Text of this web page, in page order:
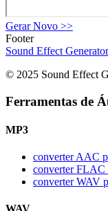
Gerar Novo >>
Footer
Sound Effect Generator
© 2025 Sound Effect
Ferramentas de
MP3
converter AAC
converter FLAC
converter WAV